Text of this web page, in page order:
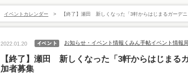
イベントカレンダー > 【終了】瀬田 新しくなった「3軒からはじまるガーデ
2022.01.20 お知らせ・イベント情報 くみん手帖イベント情報局
【終了】瀬田 新しくなった「3軒からはじま
加者募集